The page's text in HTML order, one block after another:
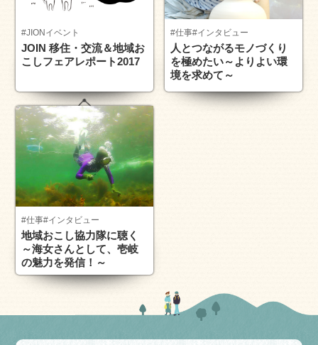
#JIONイベント
JOIN 移住・交流＆地域お
こしフェアレポート2017
#仕事#インタビュー
人とつながるモノづくり
を極めたい～よりよい環
境を求めて～
#仕事#インタビュー
地域おこし協力隊に聴く
～海女さんとして、壱岐
の魅力を発信！～